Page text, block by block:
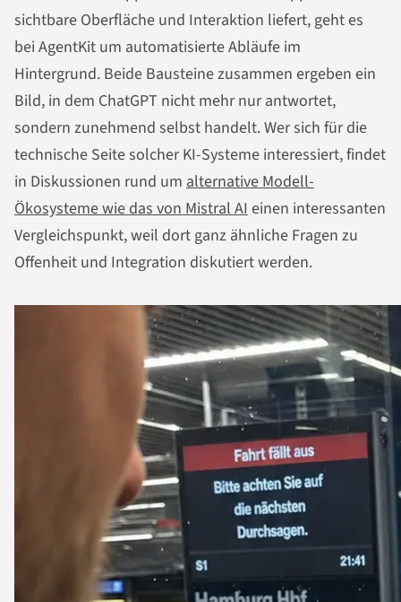
sichtbare Oberfläche und Interaktion liefert, geht es
bei AgentKit um automatisierte Abläufe im
Hintergrund. Beide Bausteine zusammen ergeben ein
Bild, in dem ChatGPT nicht mehr nur antwortet,
sondern zunehmend selbst handelt. Wer sich für die
technische Seite solcher KI-Systeme interessiert, findet
in Diskussionen rund um alternative Modell-
Ökosysteme wie das von Mistral AIeinen interessanten
Vergleichspunkt, weil dort ganz ähnliche Fragen zu
Offenheit und Integration diskutiert werden.